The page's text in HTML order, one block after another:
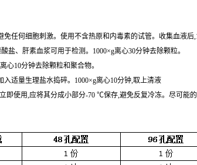
免任何细胞刺激。使用不含热原和内毒素的试管。收集血液后
盐、肝素血浆可用于检测。1000×g离心30分钟去除颗粒。
心10分钟去除颗粒和聚合物。
入适量生理盐水捣碎。1000×g离心10分钟,取上清液
即使用,应将其分成小部分-70 ℃保存,避免反复冷冻。尽可